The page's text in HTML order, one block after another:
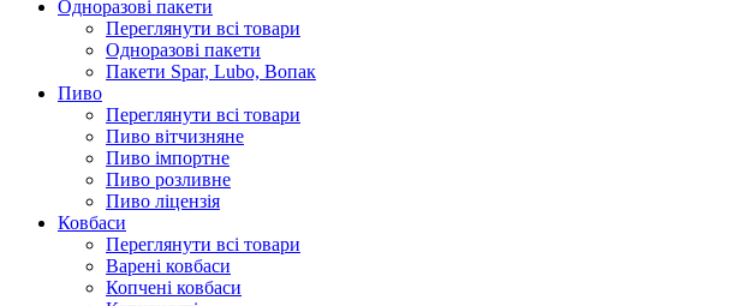
Одноразові пакети
Переглянути всі товари
Одноразові пакети
Пакети Spar, Lubo, Вопак
Пиво
Переглянути всі товари
Пиво вітчизняне
Пиво імпортне
Пиво розливне
Пиво ліцензія
Ковбаси
Переглянути всі товари
Варені ковбаси
Копчені ковбаси